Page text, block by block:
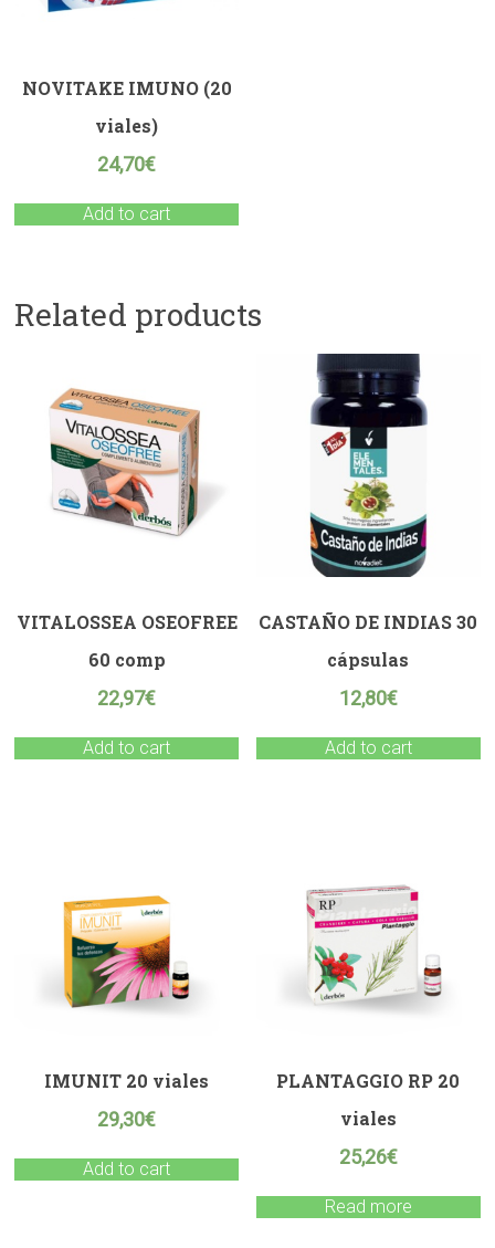
NOVITAKE IMUNO (20
viales)
24,70€
Add to cart
Related products
VITALOSSEA OSEOFREE
60 comp
22,97€
Add to cart
CASTAÑO DE INDIAS 30
cápsulas
12,80€
Add to cart
IMUNIT 20 viales
29,30€
Add to cart
PLANTAGGIO RP 20
viales
25,26€
Read more